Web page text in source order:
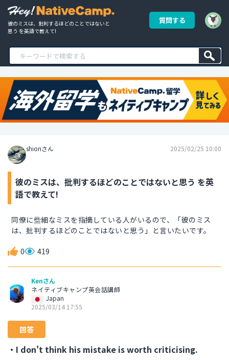
彼のミスは、批判するほどのことではないと
思う を英語で教えて!
質問する
shionさん 2025/02/25 10:00
彼のミスは、批判するほどのことではないと思う を英
語で教えて!
同僚に些細なミスを指摘している人がいるので、「彼のミス
は、批判するほどのことではないと思う」と言いたいです。
0 419
Kenさん
ネイティブキャンプ英会話講師
Japan
2025/03/14 17:55
回答
・I don't think his mistake is worth criticising.